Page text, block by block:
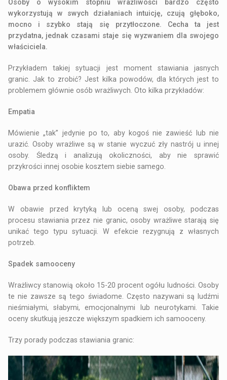
Osoby o wysokim stopniu wrażliwości bardzo często
wykorzystują w swych działaniach intuicję, czują głęboko,
mocno i szybko stają się przytłoczone. Cecha ta jest
przydatna, jednak czasami staje się wyzwaniem dla swojego
właściciela.
Przykładem takiej sytuacji jest moment stawiania jasnych
granic. Jak to zrobić? Jest kilka powodów, dla których jest to
problemem głównie osób wrażliwych. Oto kilka przykładów:
Empatia
Mówienie „tak” jedynie po to, aby kogoś nie zawieść lub nie
urazić. Osoby wrażliwe są w stanie wyczuć zły nastrój u innej
osoby. Śledzą i analizują okoliczności, aby nie sprawić
przykrości innej osobie kosztem siebie samego.
Obawa przed konfliktem
W obawie przed krytyką lub oceną swej osoby, podczas
procesu stawiania przez nie granic, osoby wrażliwe starają się
unikać tego typu sytuacji. W efekcie rezygnują z własnych
potrzeb.
Spadek samooceny
Wrażliwcy stanowią około 15-20 procent ogółu ludności. Osoby
te nie zawsze są tego świadome. Często nazywani są ludźmi
nieśmiałymi, słabymi, emocjonalnymi lub neurotykami. Takie
oceny skutkują jeszcze większym spadkiem ich samooceny.
Trzy porady podczas stawiania granic: